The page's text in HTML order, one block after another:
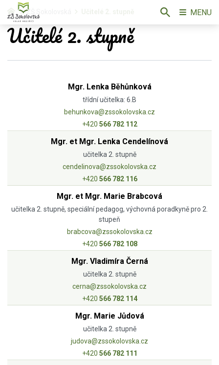
ZŠ Sokolovská
Učitelé 2. stupně
Mgr. Lenka Běhůnková
třídní učitelka: 6.B
behunkova@zssokolovska.cz
+420 566 782 112
Mgr. et Mgr. Lenka Cendelínová
učitelka 2. stupně
cendelinova@zssokolovska.cz
+420 566 782 116
Mgr. et Mgr. Marie Brabcová
učitelka 2. stupně, speciální pedagog, výchovná poradkyně pro 2.
stupeň
brabcova@zssokolovska.cz
+420 566 782 108
Mgr. Vladimíra Černá
učitelka 2. stupně
cerna@zssokolovska.cz
+420 566 782 114
Mgr. Marie Jůdová
učitelka 2. stupně
judova@zssokolovska.cz
+420 566 782 111
MENU